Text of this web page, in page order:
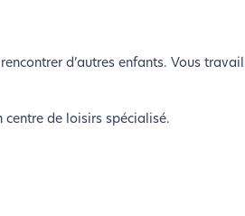
d’autres enfants. Vous
centre de loisirs spécialisé.